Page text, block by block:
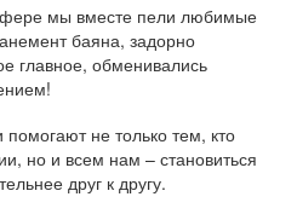
мы вместе пели любимые
баяна, задорно
главное, обменивались
не только тем, кто
но и всем нам – становиться
друг к другу.